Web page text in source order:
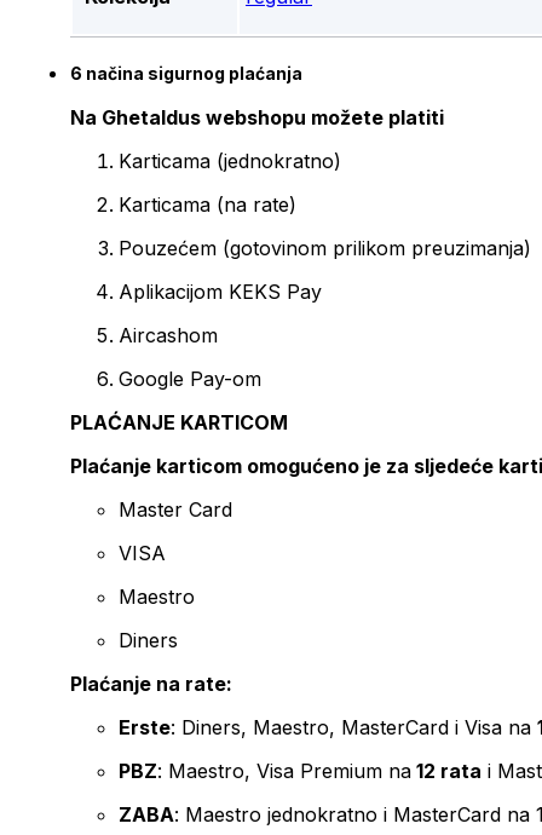
6 načina sigurnog plaćanja
Na Ghetaldus webshopu možete platiti
Karticama (jednokratno)
Karticama (na rate)
Pouzećem (gotovinom prilikom preuzimanja)
Aplikacijom KEKS Pay
Aircashom
Google Pay-om
PLAĆANJE KARTICOM
Plaćanje karticom omogućeno je za sljedeće
Master Card
VISA
Maestro
Diners
Plaćanje na rate:
Erste: Diners, Maestro, MasterCard i Visa na
PBZ: Maestro, Visa Premium na 12 rata i
ZABA: Maestro jednokratno i MasterCard na